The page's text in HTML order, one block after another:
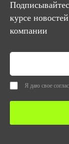
курсе
компании
Я даю свое